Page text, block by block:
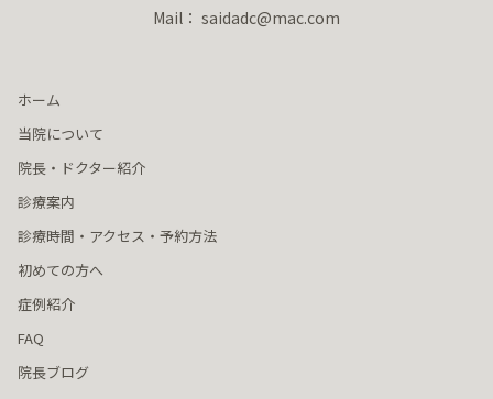
Mail： saidadc@mac.com
ホーム
当院について
院長・ドクター紹介
診療案内
診療時間・アクセス・予約方法
初めての方へ
症例紹介
FAQ
院長ブログ